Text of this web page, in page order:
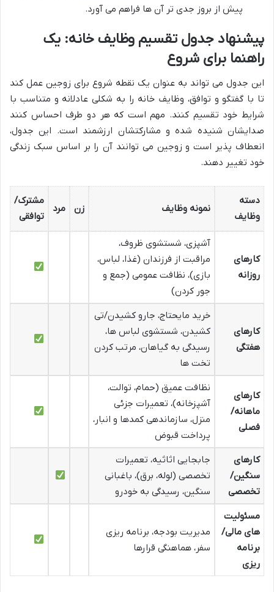
پیش از بروز جدی تر آن ها فراهم می آورد.
پیشنهاد جدول تقسیم وظایف خانه: یک
راهنما برای شروع
این جدول می تواند به عنوان یک نقطه شروع برای زوجین عمل کند
تا با گفتگو و توافق، وظایف خانه را به شکلی عادلانه و متناسب با
شرایط خود تقسیم کنند. مهم است که هر دو طرف احساس کنند
صدایشان شنیده شده و مشارکتشان ارزشمند است. این جدول،
انعطاف پذیر است و زوجین می توانند آن را بر اساس سبک زندگی
خود تغییر دهند.
دسته
وظایف
نمونه وظایف زن مرد
مشترک/
توافقی
کارهای
روزانه
آشپزی، شستشوی ظروف،
مراقبت از فرزندان (غذا، لباس،
بازی)، نظافت عمومی (جمع و
جور کردن)
کارهای
هفتگی
خرید مایحتاج، جارو کشیدن/تی
کشیدن، شستشوی لباس ها،
رسیدگی به گیاهان، مرتب کردن
تخت ها
کارهای
ماهانه/
فصلی
نظافت عمیق (حمام، توالت،
آشپزخانه)، تعمیرات جزئی
منزل، سازماندهی کمدها و انبار،
پرداخت قبوض
کارهای
سنگین/
تخصصی
جابجایی اثاثیه، تعمیرات
تخصصی (لوله، برق)، باغبانی
سنگین، رسیدگی به خودرو
مسئولیت
های مالی/
برنامه
ریزی
مدیریت بودجه، برنامه ریزی
سفر، هماهنگی قرارها